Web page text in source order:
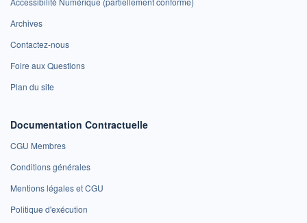
Archives
Contactez-nous
Foire aux Questions
Plan du site
Documentation Contractuelle
CGU Membres
Conditions générales
Mentions légales et CGU
Politique d'exécution